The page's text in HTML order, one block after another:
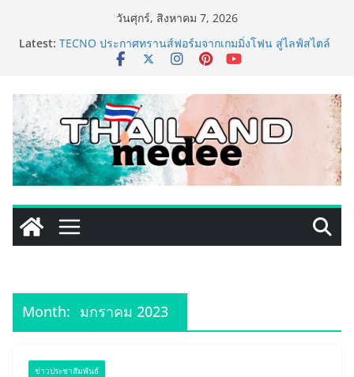
วันศุกร์, สิงหาคม 7, 2026
Latest: TECNO ประกาศทรานส์ฟอร์มจากเกมมิ่งโฟน สู่ไลฟ์สไตล์
แฟชั่นไอเท็ม เสิร์ฟใหญ่ปักหมุดแลนมาร์คใหม่กลางสถานี
PIPPER STANDARD® เปิดตัวแชมพูอาบน้ำ และ โฟมอาบ
แห้งสัตว์เลี้ยง ชูนวัตกรรมพลังธรรมชาติ “Zero-Residue”
เลียขนได้ ปลอดภัย ไร้สารตกค้าง
เริ่มแล้ว! อ.ต.ก.แฟร์ 4 ภาค @ภาคกลาง “มนต์เสน่ห์เกษตร
ไทย สู่ใจกลางมหานคร” ชวนชิม ช้อป สินค้าเกษตร
คุณภาพจากทั่วไทย วันนี้ – 8 สิงหาคมนี้ ณ ลานคนเมือง
ททท. ประกาศความสำเร็จ Village to the World Season
5 ผนึก 9 พันธมิตร ขับเคลื่อน ESG Tourism สืบสานพระ
ราชปณิธาน สร้างคุณค่าการท่องเที่ยวไทยอย่างยั่งยืน
เหิงลี่ แมนูแฟคเจอริ่ง เทคโนโลยี (ไทยแลนด์) เปิดโรงงาน
แห่งใหม่ในชลบุรี เดินหน้าขยายฐานการผลิตสู่เอเชียตะวัน
Month: มกราคม 2023
ข่าวประชาสัมพันธ์